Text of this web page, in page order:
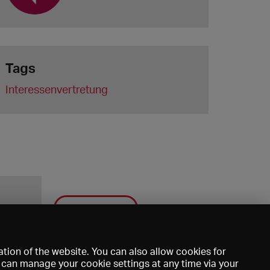
Tags
Interessenvertretung
Save
of the website. You can also allow cookies for
manage your cookie settings at any time via your